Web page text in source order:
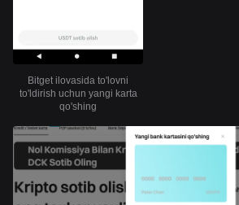
Bitget ilovasida to'lovni
to'ldirish uchun yangi karta
qo'shing